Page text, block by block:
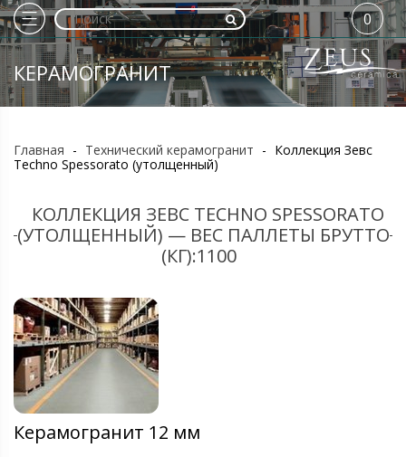
КЕРАМОГРАНИТ
0
Главная - Технический керамогранит - Коллекция Зевс
Techno Spessorato (утолщенный)
КОЛЛЕКЦИЯ ЗЕВС TECHNO SPESSORATO
(УТОЛЩЕННЫЙ) — ВЕС ПАЛЛЕТЫ БРУТТО
(КГ):1100
Керамогранит 12 мм